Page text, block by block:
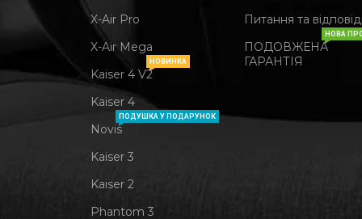
X-Air Pro
X-Air Mega
Kaiser 4 V2
НОВИНКА
Kaiser 4
Novis
ПОДУШКА У ПОДАРУНОК
Kaiser 3
Kaiser 2
Phantom 3
Питання та
ПОДОВЖЕНА
ГАРАНТІЯ
НОВА